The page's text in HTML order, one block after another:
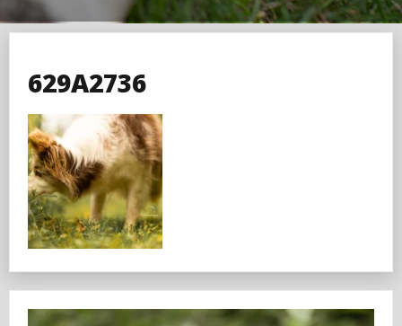
629A2736